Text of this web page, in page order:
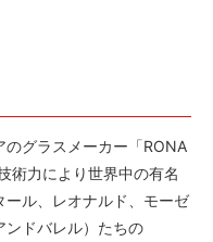
グラスメーカー「RONA
術力により世界中の有名
ル、レオナルド、モーゼ
ンドバレル）たちの